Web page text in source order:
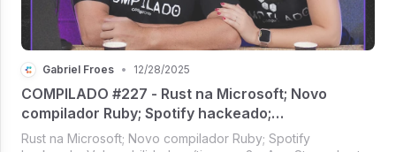
Gabriel Froes • 12/28/2025
COMPILADO #227 - Rust na Microsoft; Novo
compilador Ruby; Spotify hackeado;
Vulnerabilidade crítica no n8n; App Store aberta
Rust na Microsoft; Novo compilador Ruby; Spotify